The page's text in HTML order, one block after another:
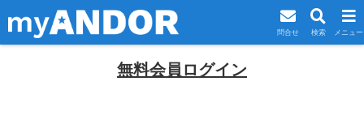
無料会員ログイン
問合せ 検索 メニュー